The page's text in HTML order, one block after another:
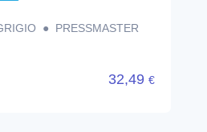
● PRESSMASTER
32,49 €